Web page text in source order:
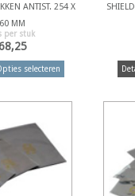
ANTIST. 254 X
MM
per stuk
selecteren